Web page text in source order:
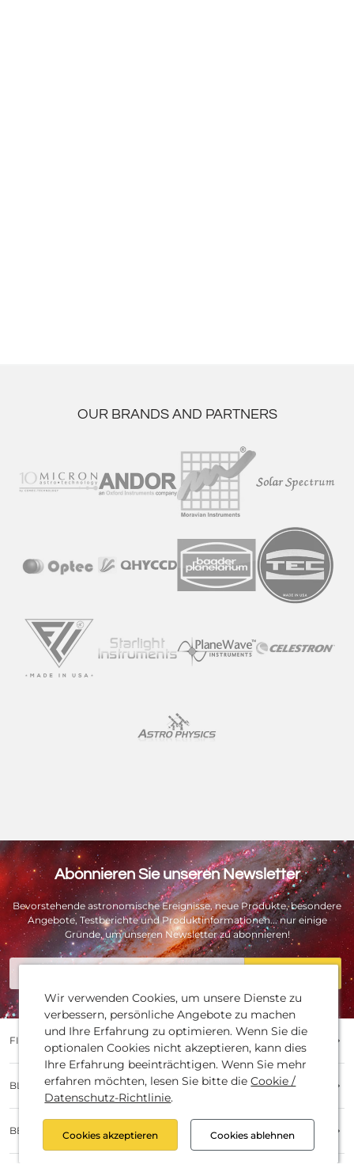
OUR BRANDS AND PARTNERS
Abonnieren Sie unseren Newsletter
Bevorstehende astronomische Ereignisse, neue Produkte, besondere
Angebote, Testberichte und Produktinformationen... nur einige
Gründe, um unseren Newsletter zu abonnieren!
FIRMA
KontaktJobsÜber unsFirmengeschichte (Timeline)Partner
und MarkenUnsere HändlerBatterieentsorgungImpressum
und Urheberrecht
BLOG POSTS
Baader NewsProduktinformationenTestberichteSternwarten
ReferenzenKnow HowProduktvergleich
BESTELLVORGANG
Wir verwenden Cookies, um unsere Dienste zu
verbessern, persönliche Angebote zu machen
und Ihre Erfahrung zu optimieren. Wenn Sie die
optionalen Cookies nicht akzeptieren, kann dies
Ihre Erfahrung beeinträchtigen. Wenn Sie mehr
erfahren möchten, lesen Sie bitte dieCookie /
Datenschutz-Richtlinie.
Cookies akzeptieren Cookies ablehnen